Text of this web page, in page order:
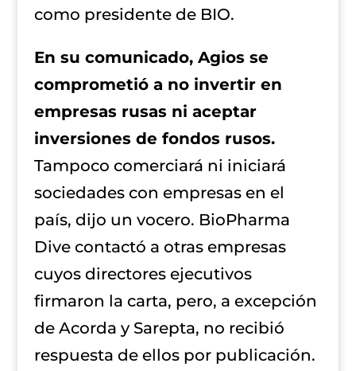
como presidente de BIO.
En su comunicado, Agios se
comprometió a no invertir en
empresas rusas ni aceptar
inversiones de fondos rusos.
Tampoco comerciará ni iniciará
sociedades con empresas en el
país, dijo un vocero. BioPharma
Dive contactó a otras empresas
cuyos directores ejecutivos
firmaron la carta, pero, a excepción
de Acorda y Sarepta, no recibió
respuesta de ellos por publicación.